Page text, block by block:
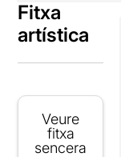
Fitxa
artística
Veure
fitxa
sencera